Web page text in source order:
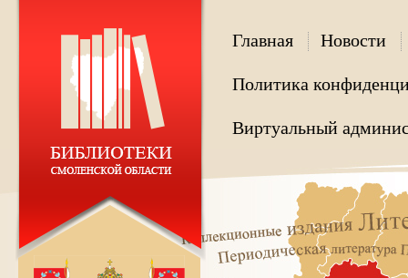
Главная Новости
Политика
Виртуальный